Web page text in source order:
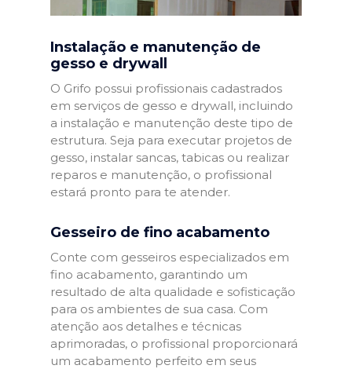
Instalação e manutenção de
gesso e drywall
O Grifo possui profissionais cadastrados
em serviços de gesso e drywall, incluindo
a instalação e manutenção deste tipo de
estrutura. Seja para executar projetos de
gesso, instalar sancas, tabicas ou realizar
reparos e manutenção, o profissional
estará pronto para te atender.
Gesseiro de fino acabamento
Conte com gesseiros especializados em
fino acabamento, garantindo um
resultado de alta qualidade e sofisticação
para os ambientes de sua casa. Com
atenção aos detalhes e técnicas
aprimoradas, o profissional proporcionará
um acabamento perfeito em seus